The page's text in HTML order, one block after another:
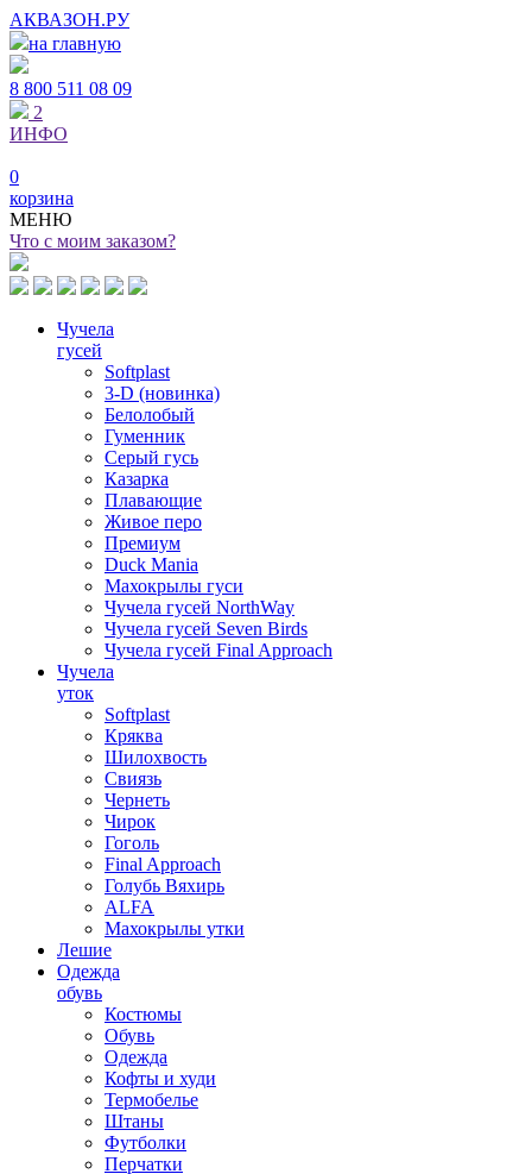
АКВАЗОН.РУ
на главную
8 800 511 08 09
2
ИНФО
0
корзина
МЕНЮ
Что с моим заказом?
Чучела
гусей
Softplast
3-D (новинка)
Белолобый
Гуменник
Серый гусь
Казарка
Плавающие
Живое перо
Премиум
Duck Mania
Махокрылы гуси
Чучела гусей NorthWay
Чучела гусей Seven Birds
Чучела гусей Final Approach
Чучела
уток
Softplast
Кряква
Шилохвость
Свиязь
Чернеть
Чирок
Гоголь
Final Approach
Голубь Вяхирь
ALFA
Махокрылы утки
Лешие
Одежда
обувь
Костюмы
Обувь
Одежда
Кофты и худи
Термобелье
Штаны
Футболки
Перчатки